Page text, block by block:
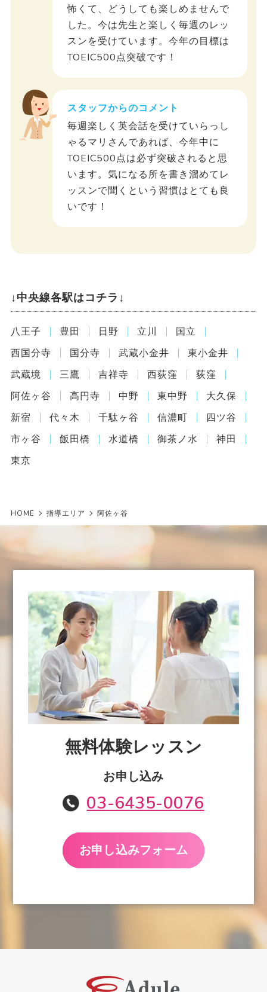
怖くて、どうしても楽しめませんで
した。今は先生と楽しく毎週のレッ
スンを受けています。今年の目標は
TOEIC500点突破です！
スタッフからのコメント
毎週楽しく英会話を受けていらっし
ゃるマリさんであれば、今年中に
TOEIC500点は必ず突破されると思
います。気になる所を書き溜めてレ
ッスンで聞くという習慣はとても良
いです！
↓中央線各駅はコチラ↓
八王子 豊田 日野 立川
国立
西国分寺
国分寺 武蔵小金井
東小金井
武蔵境
三鷹 吉祥寺 西荻窪
荻窪
阿佐ヶ谷
高円寺 中野 東中野
大久保
新宿
代々木 千駄ヶ谷 信濃町
四ツ谷
市ヶ谷
飯田橋 水道橋 御茶ノ水
神田
東京
HOME 指導エリア 阿佐ヶ谷
無料体験レッスン
お申し込み
03-6435-0076
お申し込みフォーム